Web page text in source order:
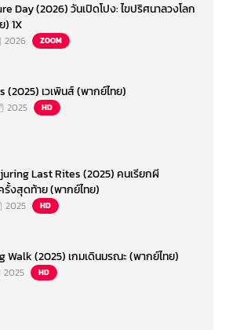
Day (2026) วันเปิดโปง: ไขปริศนาลวงโลก
) 1X
2026 ZOOM
(2025) เวเพินส์ (พากย์ไทย)
2025 HD
Last Rites (2025) คนเรียกผี
งสุดท้าย (พากย์ไทย)
2025 HD
Walk (2025) เกมเดินมรณะ (พากย์ไทย)
2025 HD